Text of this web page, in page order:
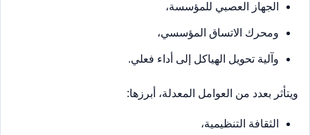
الجهاز العصبي للمؤسسة،
ومحرك الاتساق المؤسسي،
وآلية تحويل الهياكل إلى أداء فعلي.
ويتأثر بعدد من العوامل المعدلة، أبرزها:
الثقافة التنظيمية،